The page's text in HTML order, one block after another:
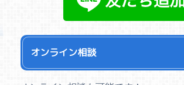
オンライン相談